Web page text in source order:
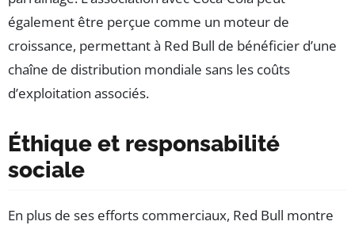
également être perçue comme un moteur de
croissance, permettant à Red Bull de bénéficier d’une
chaîne de distribution mondiale sans les coûts
d’exploitation associés.
Éthique et responsabilité
sociale
En plus de ses efforts commerciaux, Red Bull montre